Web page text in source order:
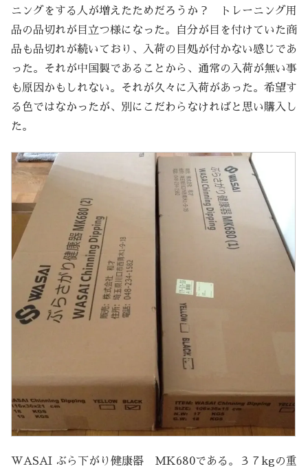
ニングをする人が増えたためだろうか？ トレーニング用
品の品切れが目立つ様になった。自分が目を付けていた商
品も品切れが続いており、入荷の目処が付かない感じであ
った。それが中国製であることから、通常の入荷が無い事
も原因かもしれない。それが久々に入荷があった。希望す
る色ではなかったが、別にこだわらなければと思い購入し
た。
WASAI ぶら下がり健康器 MK680である。３７kgの重